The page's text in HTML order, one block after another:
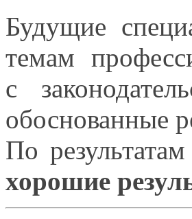
Будущие
темам
с
обоснованные
По
хорошие